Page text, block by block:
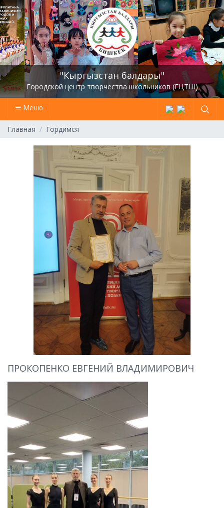
"Кыргызстан балдары"
Городской центр творчества школьников (ГЦТШ)
Меню
Главная Гордимся
ПРОКОПЕНКО ЕВГЕНИЙ ВЛАДИМИРОВИЧ